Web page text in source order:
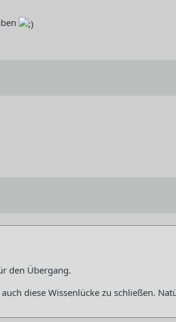
den Übergang.
diese Wissenlücke zu schließen.